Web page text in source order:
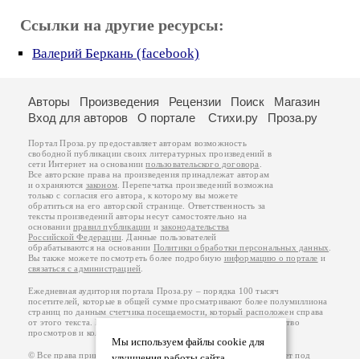
Ссылки на другие ресурсы:
Валерий Беркань (facebook)
Мы используем файлы cookie для
Авторы Произведения Рецензии Поиск
Магазин
Вход для авторов
О портале Стихи.ру Проза.ру
Портал Проза.ру предоставляет авторам возможность
свободной публикации своих литературных произведений в
сети Интернет на основаниипользовательского договора.
Все авторские права на произведения принадлежат авторам
и охраняются законом. Перепечатка произведений возможна
только с согласия его автора, к которому вы можете
обратиться на его авторской странице. Ответственность за
тексты произведений авторы несут самостоятельно на
основанииправил публикации изаконодательства
Российской Федерации. Данные пользователей
обрабатываются на основании Политики обработки персональных данных.
Вы также можете посмотреть более подробную информацию о портале и
связаться с администрацией.
Ежедневная аудитория портала Проза.ру – порядка 100 тысяч
посетителей, которые в общей сумме просматривают более полумиллиона
страниц по данным счетчика посещаемости, который расположен справа
от этого текста. В каждой графе указано по две цифры: количество
просмотров и количество посетителей.
© Все права принадлежат авторам, 2000-2026. Портал работает под